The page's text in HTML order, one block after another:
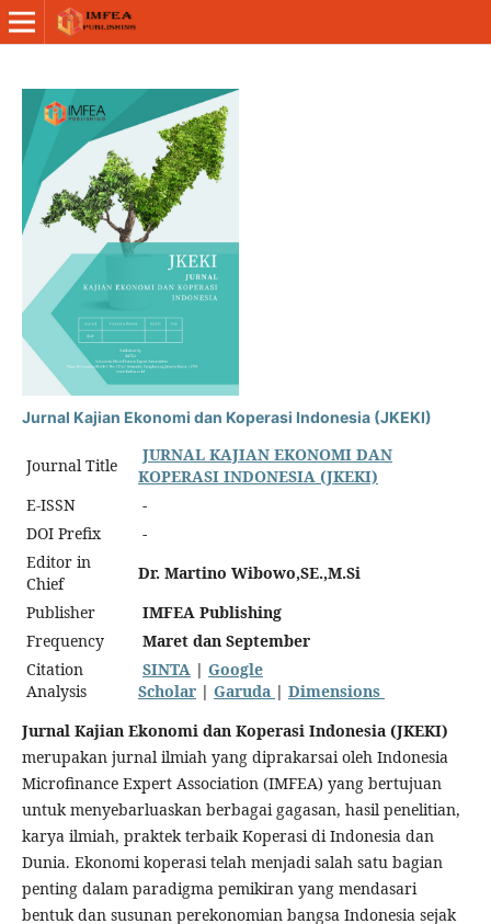
Jurnal Kajian Ekonomi dan Koperasi Indonesia (JKEKI)
Journal Title
JURNAL KAJIAN EKONOMI DAN
KOPERASI INDONESIA (JKEKI)
E-ISSN
-
DOI Prefix
-
Editor in
Chief
Dr. Martino Wibowo,SE.,M.Si
Publisher
IMFEA Publishing
Frequency
Maret dan September
Citation
Analysis
SINTA| Google
Scholar| Garuda | Dimensions
Jurnal Kajian Ekonomi dan Koperasi Indonesia (JKEKI)
merupakan jurnal ilmiah yang diprakarsai oleh Indonesia
Microfinance Expert Association (IMFEA) yang bertujuan
untuk menyebarluaskan berbagai gagasan, hasil penelitian,
karya ilmiah, praktek terbaik Koperasi di Indonesia dan
Dunia. Ekonomi koperasi telah menjadi salah satu bagian
penting dalam paradigma pemikiran yang mendasari
bentuk dan susunan perekonomian bangsa Indonesia sejak